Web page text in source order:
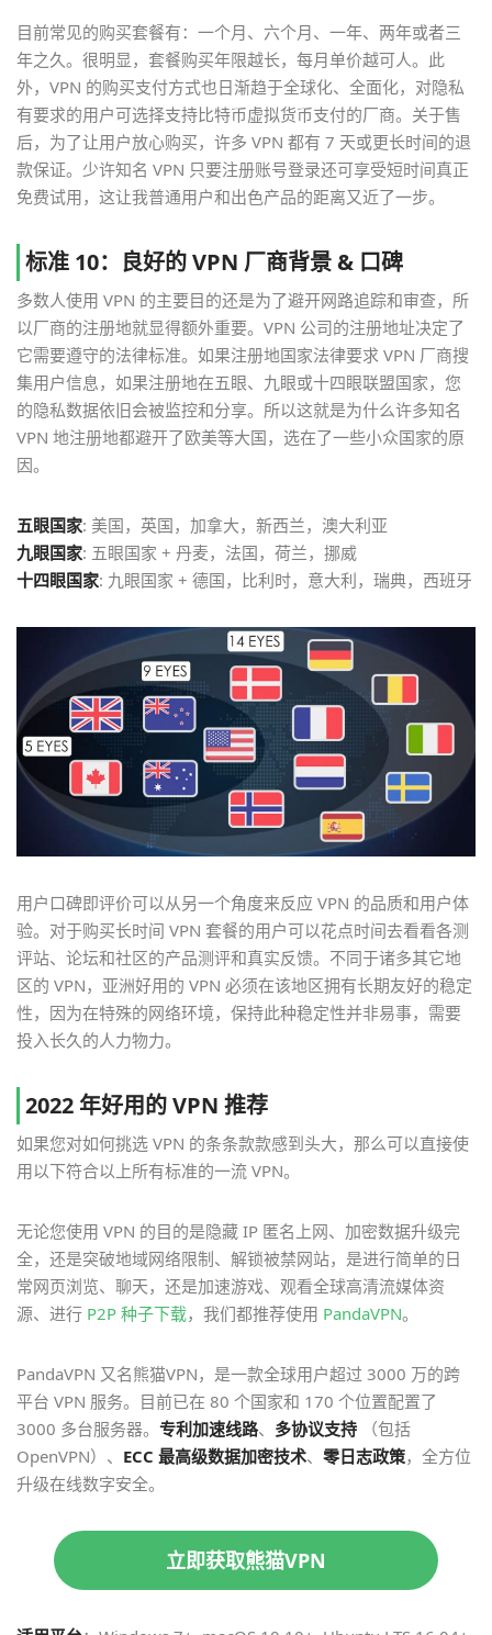
目前常见的购买套餐有：一个月、六个月、一年、两年或者三
年之久。很明显，套餐购买年限越长，每月单价越可人。此
外，VPN 的购买支付方式也日渐趋于全球化、全面化，对隐私
有要求的用户可选择支持比特币虚拟货币支付的厂商。关于售
后，为了让用户放心购买，许多 VPN 都有 7 天或更长时间的退
款保证。少许知名 VPN 只要注册账号登录还可享受短时间真正
免费试用，这让我普通用户和出色产品的距离又近了一步。
标准 10：良好的 VPN 厂商背景 & 口碑
多数人使用 VPN 的主要目的还是为了避开网路追踪和审查，所
以厂商的注册地就显得额外重要。VPN 公司的注册地址决定了
它需要遵守的法律标准。如果注册地国家法律要求 VPN 厂商搜
集用户信息，如果注册地在五眼、九眼或十四眼联盟国家，您
的隐私数据依旧会被监控和分享。所以这就是为什么许多知名
VPN 地注册地都避开了欧美等大国，选在了一些小众国家的原
因。
五眼国家: 美国，英国，加拿大，新西兰，澳大利亚
九眼国家: 五眼国家 + 丹麦，法国，荷兰，挪威
十四眼国家: 九眼国家 + 德国，比利时，意大利，瑞典，西班牙
用户口碑即评价可以从另一个角度来反应 VPN 的品质和用户体
验。对于购买长时间 VPN 套餐的用户可以花点时间去看看各测
评站、论坛和社区的产品测评和真实反馈。不同于诸多其它地
区的 VPN，亚洲好用的 VPN 必须在该地区拥有长期友好的稳定
性，因为在特殊的网络环境，保持此种稳定性并非易事，需要
投入长久的人力物力。
2022 年好用的 VPN 推荐
如果您对如何挑选 VPN 的条条款款感到头大，那么可以直接使
用以下符合以上所有标准的一流 VPN。
无论您使用 VPN 的目的是隐藏 IP 匿名上网、加密数据升级完
全，还是突破地域网络限制、解锁被禁网站，是进行简单的日
常网页浏览、聊天，还是加速游戏、观看全球高清流媒体资
源、进行 P2P 种子下载，我们都推荐使用 PandaVPN。
PandaVPN 又名熊猫VPN，是一款全球用户超过 3000 万的跨
平台 VPN 服务。目前已在 80 个国家和 170 个位置配置了
3000 多台服务器。 专利加速线路、 多协议支持 （包括
OpenVPN）、 ECC 最高级数据加密技术、 零日志政策，全方位
升级在线数字安全。
立即获取熊猫VPN